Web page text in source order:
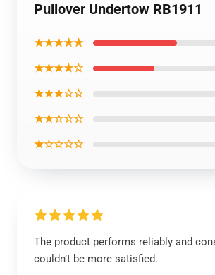
Pullover Undertow RB1911
★★★★★
★★★★☆
★★★☆☆
★★☆☆☆
★☆☆☆☆
The product performs reliably and
couldn’t be more satisfied.